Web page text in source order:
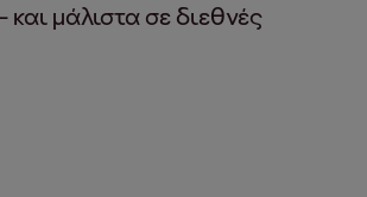
και μάλιστα σε διεθνές